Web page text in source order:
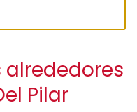
alrededores
Pilar